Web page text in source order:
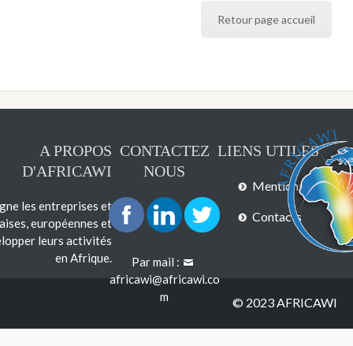
Retour page accueil
A PROPOS
D'AFRICAWI
les entreprises et
européennes et
leurs activités
en Afrique.
CONTACTEZ
NOUS
Par mail :
africawi@africawi.co
m
LIENS UTILES
Mentions légales
Contacts
© 2023 AFRICAWI